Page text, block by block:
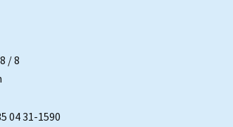
/ 8
04 31-1590